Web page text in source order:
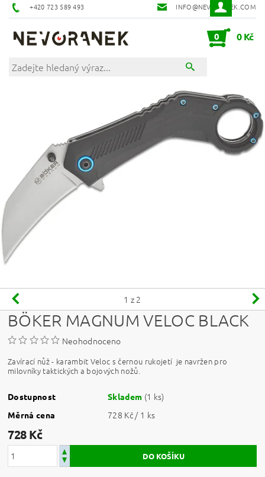
+420 723 589 493 INFO@NEVORANEK.COM
0 0 Kč
1 z 2
BÖKER MAGNUM VELOC BLACK
Neohodnoceno
Zavírací nůž - karambit Veloc s černou rukojetí je navržen pro
milovníky taktických a bojových nožů.
Dostupnost Skladem (1 ks)
Měrná cena 728 Kč / 1 ks
728 Kč